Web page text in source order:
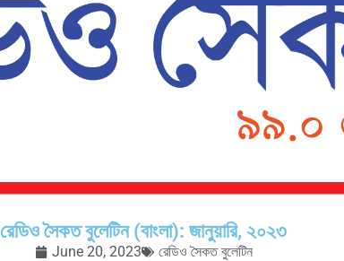
রেডিও সৈকত বুলেটিন (বাংলা): জানুয়ারি, ২০২৩
June 20, 2023 রেডিও সৈকত বুলেটিন